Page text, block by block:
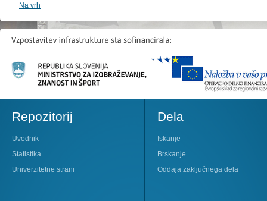
Na vrh
Repozitorij
Uvodnik
Statistika
Univerzitetne strani
Dela
Iskanje
Brskanje
Oddaja zaključnega dela